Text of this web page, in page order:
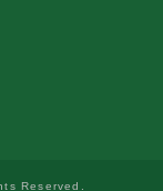
Reserved.